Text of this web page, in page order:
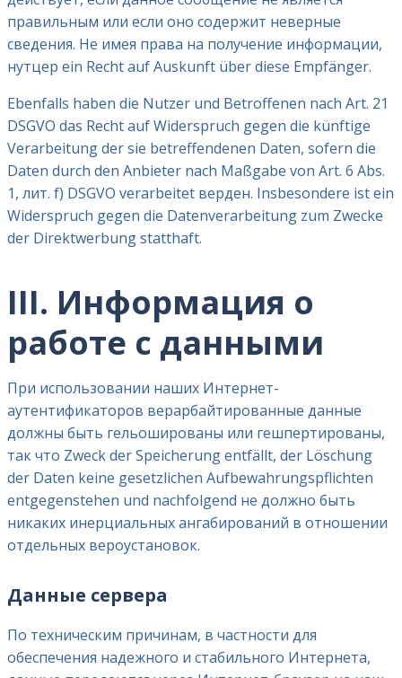
правильным или если оно содержит неверные
сведения. Не имея права на получение информации,
нутцер ein Recht auf Auskunft über diese Empfänger.
Ebenfalls haben die Nutzer und Betroffenen nach Art. 21
DSGVO das Recht auf Widerspruch gegen die künftige
Verarbeitung der sie betreffendenen Daten, sofern die
Daten durch den Anbieter nach Maßgabe von Art. 6 Abs.
1, лит. f) DSGVO verarbeitet верден. Insbesondere ist ein
Widerspruch gegen die Datenverarbeitung zum Zwecke
der Direktwerbung statthaft.
III. Информация о
работе с данными
При использовании наших Интернет-
аутентификаторов верарбайтированные данные
должны быть гельошированы или гешпертированы,
так что Zweck der Speicherung entfällt, der Löschung
der Daten keine gesetzlichen Aufbewahrungspflichten
entgegenstehen und nachfolgend не должно быть
никаких инерциальных ангабирований в отношении
отдельных вероустановок.
Данные сервера
По техническим причинам, в частности для
обеспечения надежного и стабильного Интернета,